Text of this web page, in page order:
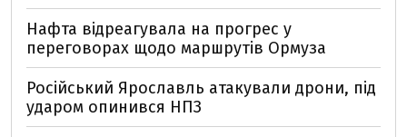
Нафта відреагувала на прогрес у
переговорах щодо маршрутів Ормуза
Російський Ярославль атакували дрони, під
ударом опинився НПЗ